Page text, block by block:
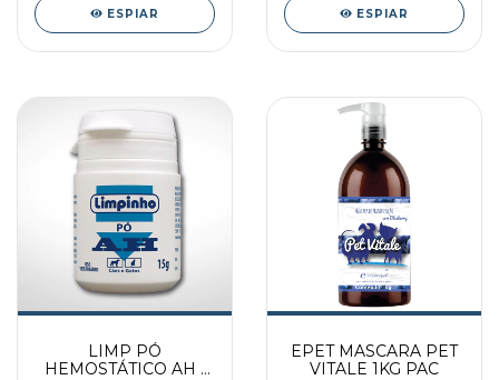
ESPIAR ESPIAR
LIMP PÓ
HEMOSTÁTICO AH -
EPET MASCARA PET
VITALE 1KG PAC